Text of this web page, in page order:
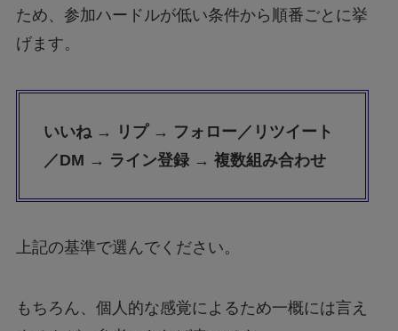
ため、参加ハードルが低い条件から順番ごとに挙
げます。
いいね → リプ → フォロー／リツイート
／DM → ライン登録 → 複数組み合わせ
上記の基準で選んでください。
もちろん、個人的な感覚によるため一概には言え